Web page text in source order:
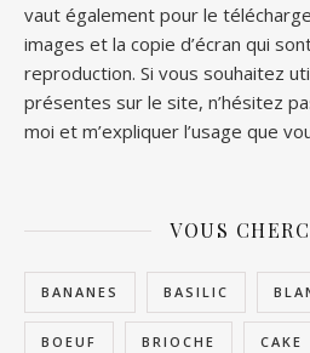
vaut également pour le
images et la copie d’écran qui
reproduction. Si vous souhaitez
présentes sur le site, n’hésitez
moi et m’expliquer l’usage que
VOUS
BANANES BASILIC
BOEUF BRIOCHE CAKE